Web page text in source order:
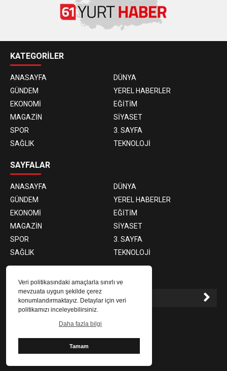
Veri politikasındaki amaçlarla sınırlı ve
mevzuata uygun şekilde çerez
konumlandırmaktayız. Detaylar için veri
politikamızı inceleyebilirsiniz.
Daha fazla bilgi
Tamam
KATEGORİLER
ANASAYFA
DÜNYA
GÜNDEM
YEREL HABERLER
EKONOMİ
EĞİTİM
MAGAZİN
SİYASET
SPOR
3. SAYFA
SAĞLIK
TEKNOLOJİ
SAYFALAR
ANASAYFA
DÜNYA
GÜNDEM
YEREL HABERLER
EKONOMİ
EĞİTİM
MAGAZİN
SİYASET
SPOR
3. SAYFA
SAĞLIK
TEKNOLOJİ